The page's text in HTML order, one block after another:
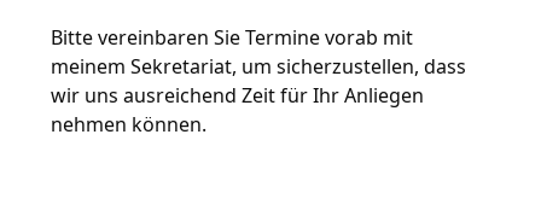
Bitte vereinbaren Sie Termine vorab mit
meinem Sekretariat, um sicherzustellen, dass
wir uns ausreichend Zeit für Ihr Anliegen
nehmen können.